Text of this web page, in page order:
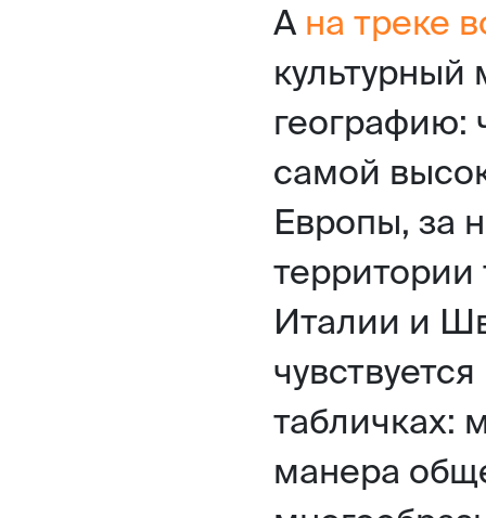
А на треке
географию:
самой
Европы, за
Италии и
табличках:
манера